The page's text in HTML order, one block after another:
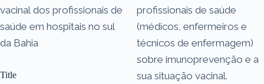
vacinal dos profissionais de
saúde em hospitais no sul
da Bahia
Title
profissionais de saúde
(médicos, enfermeiros e
técnicos de enfermagem)
sobre imunoprevenção e a
sua situação vacinal.